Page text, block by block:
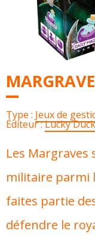
Type : Jeux de
Éditeur :Lucky
Les
militaire parmi
faites partie
défendre le